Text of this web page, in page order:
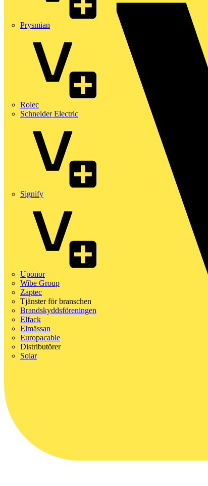
Prysmian
Rolec
Schneider Electric
Signify
Uponor
Wibe Group
Zaptec
Tjänster för branschen
Brandskyddsföreningen
Elfack
Elmässan
Europacable
Distributörer
Solar